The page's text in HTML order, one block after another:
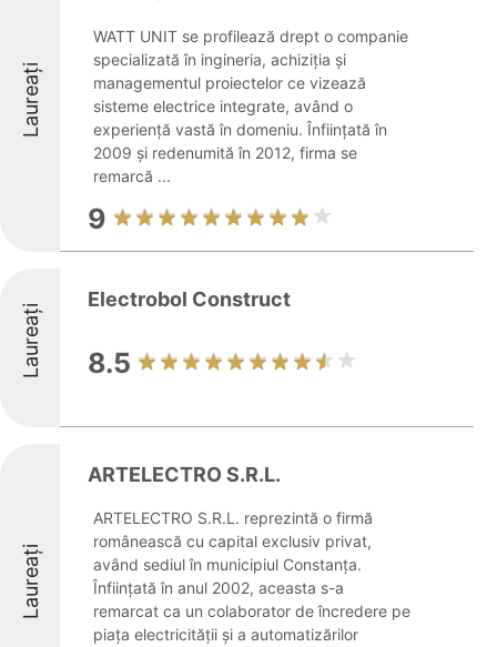
Laureați
WATT UNIT se profilează drept o companie
specializată în ingineria, achiziția și
managementul proiectelor ce vizează
sisteme electrice integrate, având o
experiență vastă în domeniu. Înființată în
2009 și redenumită în 2012, firma se
remarcă ...
9
Laureați
Electrobol Construct
8.5
Laureați
ARTELECTRO S.R.L.
ARTELECTRO S.R.L. reprezintă o firmă
românească cu capital exclusiv privat,
având sediul în municipiul Constanța.
Înființată în anul 2002, aceasta s-a
remarcat ca un colaborator de încredere pe
piața electricității și a automatizărilor